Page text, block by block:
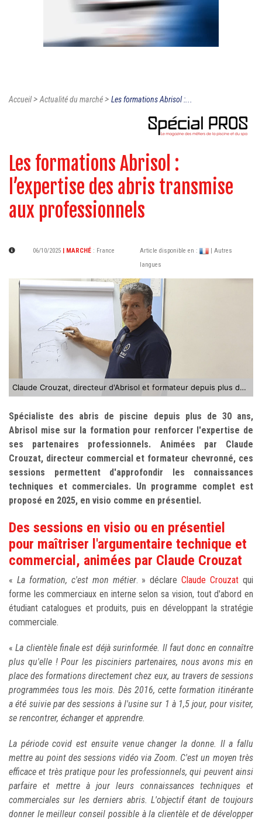
Accueil>Actualité du marché> Les formations Abrisol :...
Les formations Abrisol :
l’expertise des abris transmise
aux professionnels
06/10/2025 | MARCHÉ : France Article disponible en :
| Autres
langues
Claude Crouzat, directeur d'Abrisol et formateur depuis plus de 30 ans
Spécialiste des abris de piscine depuis plus de 30 ans,
Abrisol mise sur la formation pour renforcer l'expertise de
ses partenaires professionnels. Animées par Claude
Crouzat, directeur commercial et formateur chevronné, ces
sessions permettent d'approfondir les connaissances
techniques et commerciales. Un programme complet est
proposé en 2025, en visio comme en présentiel.
Des sessions en visio ou en présentiel
pour maîtriser l'argumentaire technique et
commercial, animées par Claude Crouzat
« La formation, c'est mon métier. » déclareClaude Crouzat qui
forme les commerciaux en interne selon sa vision, tout d'abord en
étudiant catalogues et produits, puis en développant la stratégie
commerciale.
«La clientèle finale est déjà surinformée. Il faut donc en connaître
plus qu'elle ! Pour les pisciniers partenaires, nous avons mis en
place des formations directement chez eux, au travers de sessions
programmées tous les mois. Dès 2016, cette formation itinérante
a été suivie par des sessions à l'usine sur 1 à 1,5 jour, pour visiter,
se rencontrer, échanger et apprendre.
La période covid est ensuite venue changer la donne. Il a fallu
mettre au point des sessions vidéo via Zoom. C'est un moyen très
efficace et très pratique pour les professionnels, qui peuvent ainsi
parfaire et mettre à jour leurs connaissances techniques et
commerciales sur les derniers abris. L'objectif étant de toujours
donner le meilleur conseil possible à la clientèle et de développer